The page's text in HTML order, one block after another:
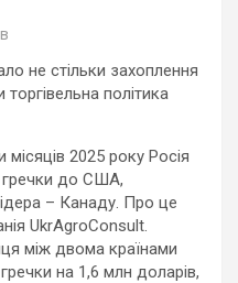
не стільки захоплення
політика
2025 року Росія
гречки до США,
– Канаду. Про це
UkrAgroConsult.
між двома країнами
на 1,6 млн доларів,